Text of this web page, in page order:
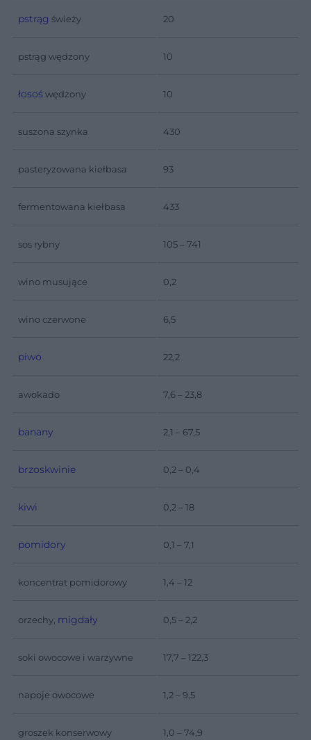
pstrąg świeży 20
pstrąg wędzony 10
łosoś wędzony 10
suszona szynka 430
pasteryzowana kiełbasa 93
fermentowana kiełbasa 433
sos rybny 105 – 741
wino musujące 0,2
wino czerwone 6,5
piwo 22,2
awokado 7,6 – 23,8
banany 2,1 – 67,5
brzoskwinie 0,2 – 0,4
kiwi 0,2 – 18
pomidory 0,1 – 7,1
koncentrat pomidorowy 1,4 – 12
orzechy, migdały 0,5 – 2,2
soki owocowe i warzywne 17,7 – 122,3
napoje owocowe 1,2 – 9,5
groszek konserwowy 1,0 – 74,9